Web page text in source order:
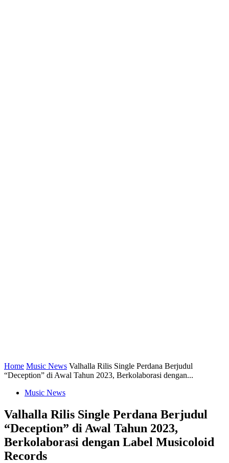
Home Music News Valhalla Rilis Single Perdana Berjudul
“Deception” di Awal Tahun 2023, Berkolaborasi dengan...
Music News
Valhalla Rilis Single Perdana Berjudul
“Deception” di Awal Tahun 2023,
Berkolaborasi dengan Label Musicoloid
Records